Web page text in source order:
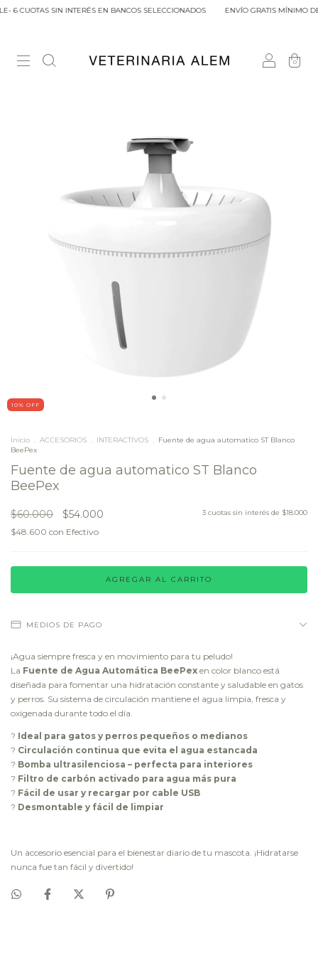
CUOTAS SIN INTERÉS EN BANCOS SELECCIONADOS ENVÍO GRATIS MÍNIMO
0
10% OFF
Inicio . ACCESORIOS . INTERACTIVOS . Fuente de agua automatico ST Blanco
BeePex
Fuente de agua automatico ST Blanco
BeePex
$60.000 $54.000
$48.600 con Efectivo
3 cuotas sin interés de $18.000
MEDIOS DE PAGO
¡Agua siempre fresca y en movimiento para tu peludo!
La Fuente de Agua Automática BeePex en color blanco está
diseñada para fomentar una hidratación constante y saludable en gatos
y perros. Su sistema de circulación mantiene el agua limpia, fresca y
oxigenada durante todo el día.
? Ideal para gatos y perros pequeños o medianos
? Circulación continua que evita el agua estancada
? Bomba ultrasilenciosa – perfecta para interiores
? Filtro de carbón activado para agua más pura
? Fácil de usar y recargar por cable USB
? Desmontable y fácil de limpiar
Un accesorio esencial para el bienestar diario de tu mascota. ¡Hidratarse
nunca fue tan fácil y divertido!